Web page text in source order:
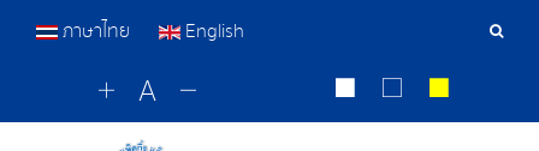
ภาษาไทย English